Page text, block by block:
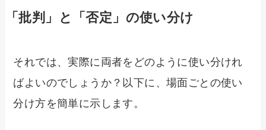
「批判」と「否定」の使い分け
それでは、実際に両者をどのように使い分けれ
ばよいのでしょうか？以下に、場面ごとの使い
分け方を簡単に示します。